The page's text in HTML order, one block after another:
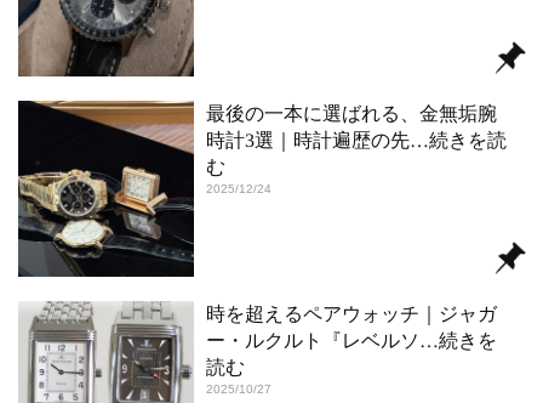
最後の一本に選ばれる、金無垢腕
時計3選｜時計遍歴の先…続きを読
む
2025/12/24
時を超えるペアウォッチ｜ジャガ
ー・ルクルト『レベルソ…続きを
読む
2025/10/27